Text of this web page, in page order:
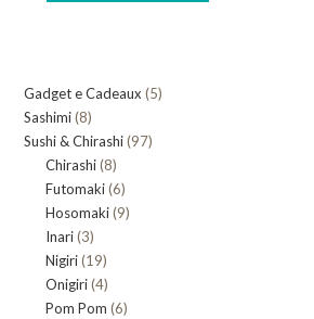
Gadget e Cadeaux 55
Sashimi 88
prodotti
Sushi & Chirashi 9797
Chirashi 88
prodotti
Futomaki 66
prodotti
Hosomaki 99
Inari 33
prodotti
Nigiri 1919
prodotti
Onigiri 44
prodotti
Pom Pom 66